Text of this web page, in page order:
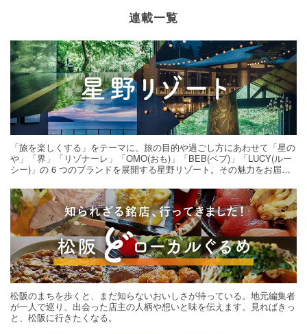
連載一覧
「旅を楽しくする」をテーマに、旅の目的や過ごし方にあわせて「星の
や」「界」「リゾナーレ」「OMO(おも)」「BEB(ベブ)」「LUCY(ルー
シー)」の 6 つのブランドを展開する星野リゾート。その魅力をお届け
松阪のまちを歩くと、まだ知らないおいしさが待っている。地元編集者
が一人で巡り、出会った店主の人柄や想いと味を伝えます。見ればきっ
と、松阪に行きたくなる。